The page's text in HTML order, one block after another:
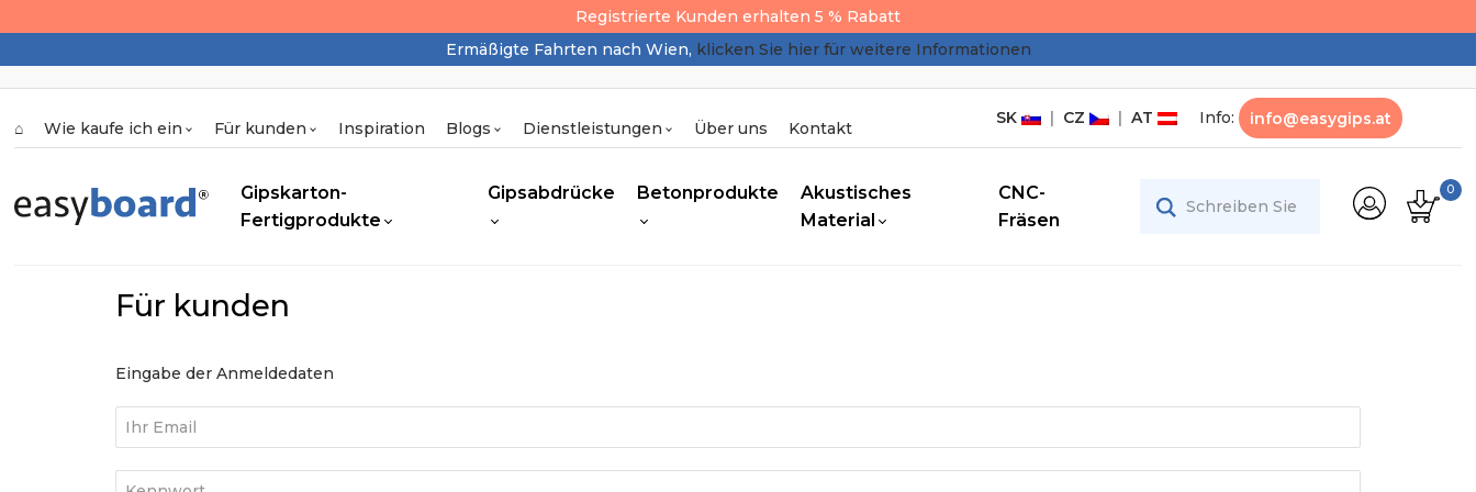
Registrierte Kunden erhalten 5 % Rabatt
Ermäßigte Fahrten nach Wien, klicken Sie hier für weitere Informationen
SK | CZ | AT Info: info@easygips.at
⌂ Wie kaufe ich ein Für kunden Inspiration Blogs Dienstleistungen Über uns Kontakt
Gipskarton-
Fertigprodukte
Gipsabdrücke Betonprodukte
Akustisches
Material
CNC-
Fräsen
0
Für kunden
Eingabe der Anmeldedaten